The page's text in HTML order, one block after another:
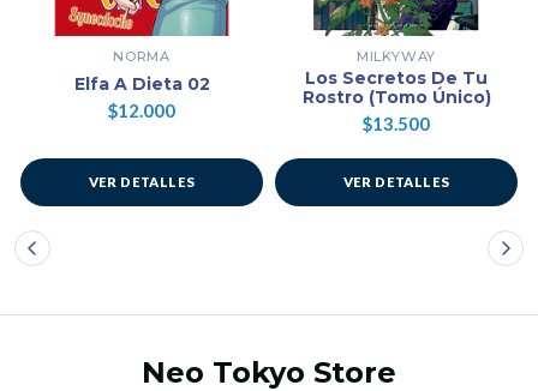
NORMA
Elfa A Dieta 02
$12.000
VER DETALLES
MILKYWAY
Los Secretos De Tu
Rostro (Tomo Único)
$13.500
VER DETALLES
Neo Tokyo Store